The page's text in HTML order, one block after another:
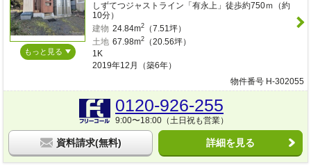
もっと見る
しずてつジャストライン「有永上」徒歩約750ｍ（約
10分）
建物 24.84m2（7.51坪）
土地 67.98m2（20.56坪）
1K
2019年12月（築6年）
物件番号 H-302055
0120-926-255
9:00〜18:00（土日祝も営業）
資料請求(無料) 詳細を見る